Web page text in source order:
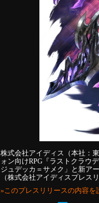
株式会社アイディス（本社：
ォン向けRPG『ラストクラウ
ジュデッカ＝サメク」と新ア
（株式会社アイディスプレス
»このプレスリリースの内容を